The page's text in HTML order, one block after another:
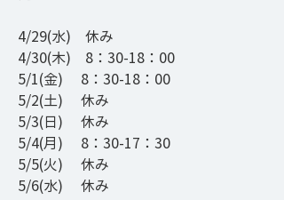
4/29(水) 休み
4/30(木) 8：30-18：00
5/1(金) 8：30-18：00
5/2(土) 休み
5/3(日) 休み
5/4(月) 8：30-17：30
5/5(火) 休み
5/6(水) 休み